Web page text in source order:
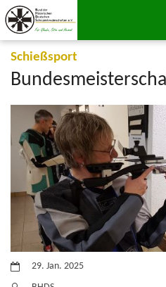
Zum Inhalt springen
Schießsport:
Datum:29. Jan. 2025